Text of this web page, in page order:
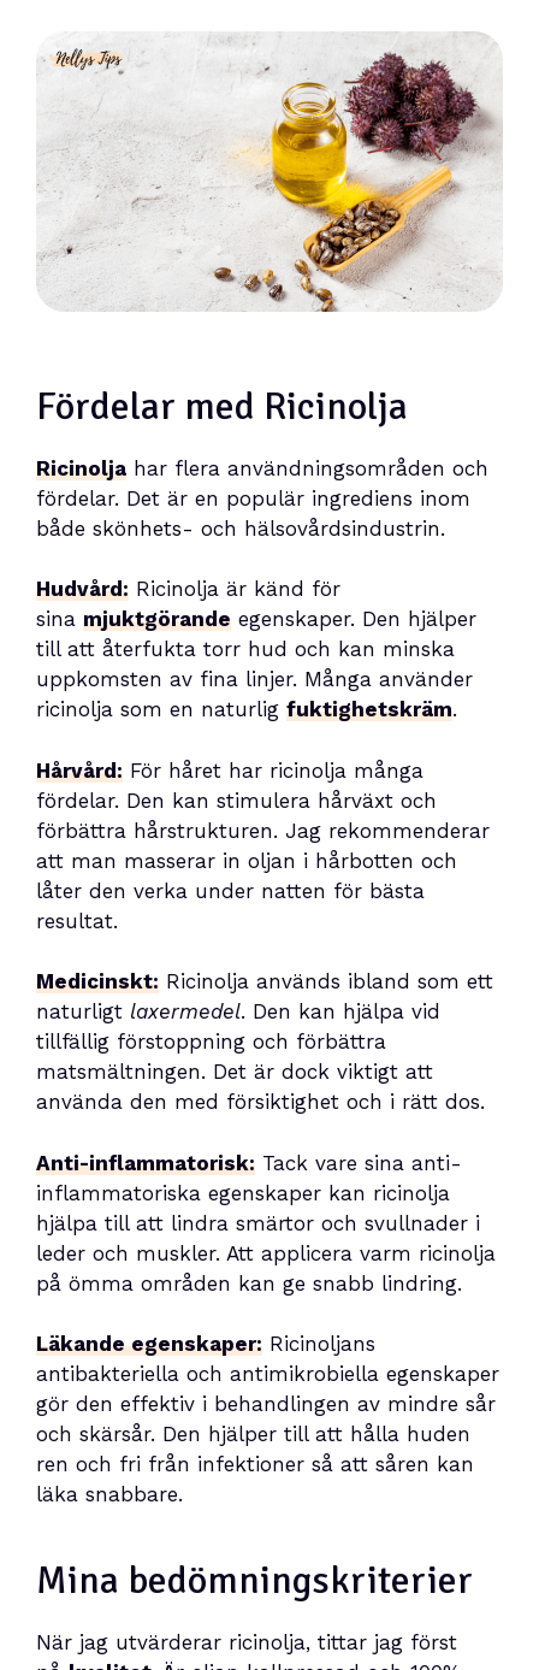
Fördelar med Ricinolja
Ricinolja har flera användningsområden och
fördelar. Det är en populär ingrediens inom
både skönhets- och hälsovårdsindustrin.
Hudvård: Ricinolja är känd för
sina mjuktgörande egenskaper. Den hjälper
till att återfukta torr hud och kan minska
uppkomsten av fina linjer. Många använder
ricinolja som en naturlig fuktighetskräm.
Hårvård: För håret har ricinolja många
fördelar. Den kan stimulera hårväxt och
förbättra hårstrukturen. Jag rekommenderar
att man masserar in oljan i hårbotten och
låter den verka under natten för bästa
resultat.
Medicinskt: Ricinolja används ibland som ett
naturligt laxermedel. Den kan hjälpa vid
tillfällig förstoppning och förbättra
matsmältningen. Det är dock viktigt att
använda den med försiktighet och i rätt dos.
Anti-inflammatorisk: Tack vare sina anti-
inflammatoriska egenskaper kan ricinolja
hjälpa till att lindra smärtor och svullnader i
leder och muskler. Att applicera varm ricinolja
på ömma områden kan ge snabb lindring.
Läkande egenskaper: Ricinoljans
antibakteriella och antimikrobiella egenskaper
gör den effektiv i behandlingen av mindre sår
och skärsår. Den hjälper till att hålla huden
ren och fri från infektioner så att såren kan
läka snabbare.
Mina bedömningskriterier
När jag utvärderar ricinolja, tittar jag först